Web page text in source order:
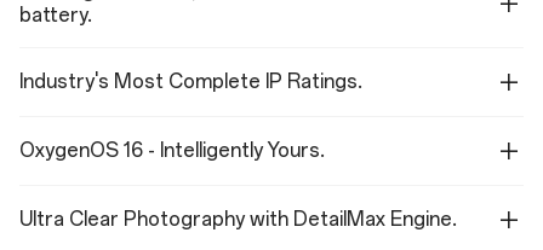
battery.
Industry's Most Complete IP Ratings.
OxygenOS 16 - Intelligently Yours.
Ultra Clear Photography with DetailMax Engine.